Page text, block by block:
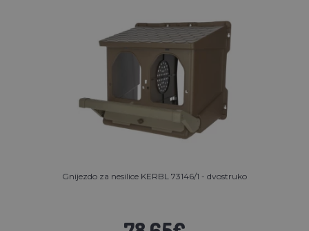
Gnijezdo za nesilice KERBL 73146/1 - dvostruko